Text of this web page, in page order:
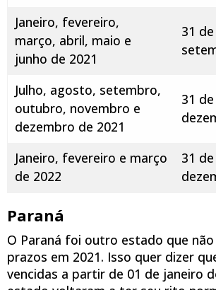
Janeiro, fevereiro,
março, abril, maio e
junho de 2021
31 de
Julho, agosto, setembro,
outubro, novembro e
dezembro de 2021
31 de
Janeiro, fevereiro e março
de 2022
31 de
Paraná
O Paraná foi outro estado que
prazos em 2021. Isso quer dizer
vencidas a partir de 01 de janeiro